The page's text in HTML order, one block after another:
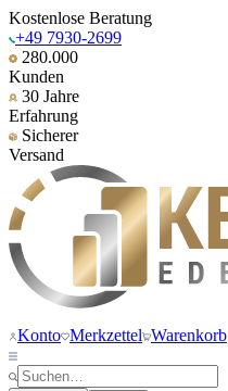
Kostenlose Beratung
+49 7930-2699
280.000
Kunden
30 Jahre
Erfahrung
Sicherer
Versand
Konto Merkzettel Warenkorb